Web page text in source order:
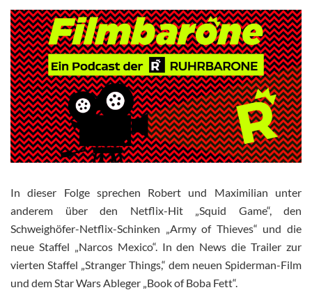
In dieser Folge sprechen Robert und Maximilian unter
anderem über den Netflix-Hit „Squid Game“, den
Schweighöfer-Netflix-Schinken „Army of Thieves“ und die
neue Staffel „Narcos Mexico“. In den News die Trailer zur
vierten Staffel „Stranger Things,“ dem neuen Spiderman-Film
und dem Star Wars Ableger „Book of Boba Fett“.